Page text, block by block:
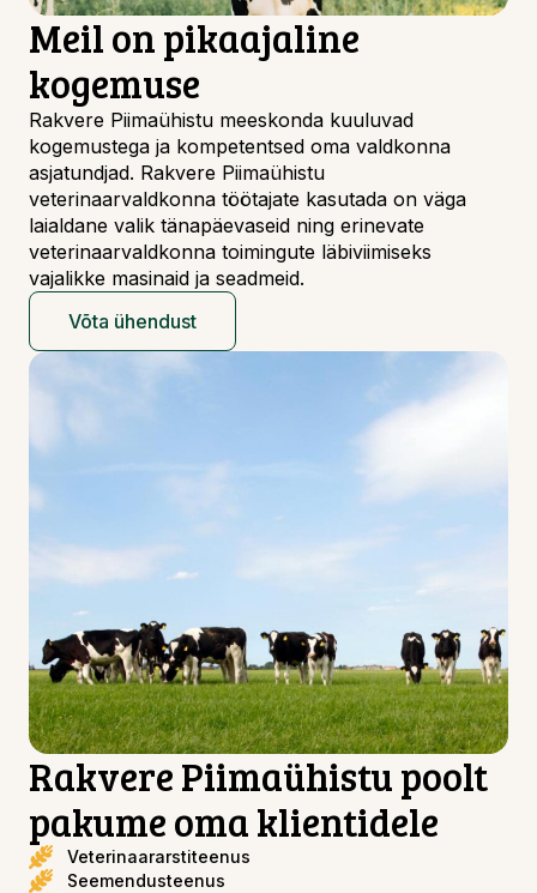
Meil on pikaajaline
kogemuse
Rakvere Piimaühistu meeskonda kuuluvad
kogemustega ja kompetentsed oma valdkonna
asjatundjad. Rakvere Piimaühistu
veterinaarvaldkonna töötajate kasutada on väga
laialdane valik tänapäevaseid ning erinevate
veterinaarvaldkonna toimingute läbiviimiseks
vajalikke masinaid ja seadmeid.
Võta ühendust
Rakvere Piimaühistu poolt
pakume oma klientidele
Veterinaararstiteenus
Seemendusteenus